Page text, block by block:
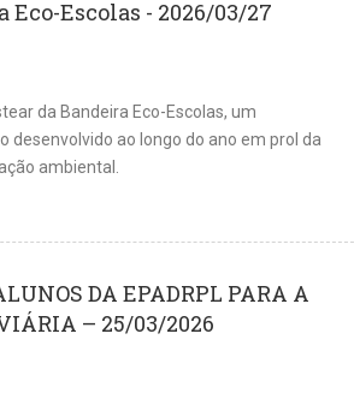
Eco-Escolas - 2026/03/27
da Bandeira Eco-Escolas, um
desenvolvido ao longo do ano em prol da
ambiental.
DA EPADRPL PARA A
– 25/03/2026